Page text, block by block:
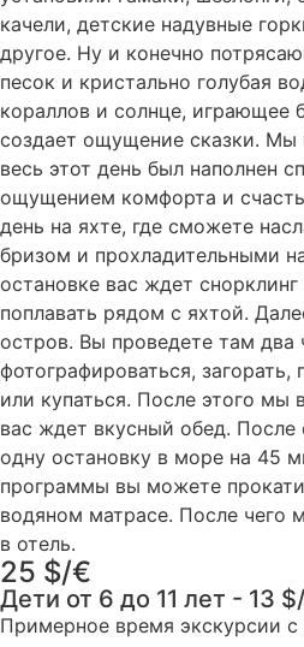
качели, детские надувные
другое. Ну и конечно
песок и кристально голубая
кораллов и солнце, играющее
создает ощущение сказки. Мы
весь этот день был наполнен
ощущением комфорта и
день на яхте, где сможете
бризом и прохладительными
остановке вас ждет
поплавать рядом с яхтой.
остров. Вы проведете там
фотографироваться,
или купаться. После этого мы
вас ждет вкусный обед.
одну остановку в море на 45
программы вы можете
водяном матрасе. После чего
в отель.
25 $/€
Дети от 6 до 11 лет - 13
Примерное время экскурсии с